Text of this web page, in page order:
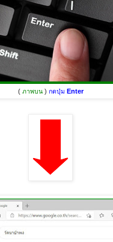
( ภาพบน) กดปุ่ม Enter